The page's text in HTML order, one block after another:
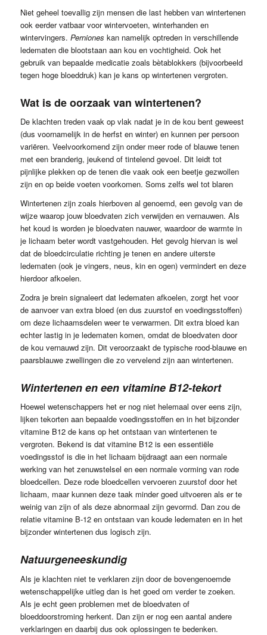
Niet geheel toevallig zijn mensen die last hebben van wintertenen
ook eerder vatbaar voor wintervoeten, winterhanden en
wintervingers. Perniones kan namelijk optreden in verschillende
ledematen die blootstaan aan kou en vochtigheid. Ook het
gebruik van bepaalde medicatie zoals bètablokkers (bijvoorbeeld
tegen hoge bloeddruk) kan je kans op wintertenen vergroten.
Wat is de oorzaak van wintertenen?
De klachten treden vaak op vlak nadat je in de kou bent geweest
(dus voornamelijk in de herfst en winter) en kunnen per persoon
variëren. Veelvoorkomend zijn onder meer rode of blauwe tenen
met een branderig, jeukend of tintelend gevoel. Dit leidt tot
pijnlijke plekken op de tenen die vaak ook een beetje gezwollen
zijn en op beide voeten voorkomen. Soms zelfs wel tot blaren
Wintertenen zijn zoals hierboven al genoemd, een gevolg van de
wijze waarop jouw bloedvaten zich verwijden en vernauwen. Als
het koud is worden je bloedvaten nauwer, waardoor de warmte in
je lichaam beter wordt vastgehouden. Het gevolg hiervan is wel
dat de bloedcirculatie richting je tenen en andere uiterste
ledematen (ook je vingers, neus, kin en ogen) vermindert en deze
hierdoor afkoelen.
Zodra je brein signaleert dat ledematen afkoelen, zorgt het voor
de aanvoer van extra bloed (en dus zuurstof en voedingsstoffen)
om deze lichaamsdelen weer te verwarmen. Dit extra bloed kan
echter lastig in je ledematen komen, omdat de bloedvaten door
de kou vernauwd zijn. Dit veroorzaakt de typische rood-blauwe en
paarsblauwe zwellingen die zo vervelend zijn aan wintertenen.
Wintertenen en een vitamine B12-tekort
Hoewel wetenschappers het er nog niet helemaal over eens zijn,
lijken tekorten aan bepaalde voedingsstoffen en in het bijzonder
vitamine B12 de kans op het ontstaan van wintertenen te
vergroten. Bekend is dat vitamine B12 is een essentiële
voedingsstof is die in het lichaam bijdraagt aan een normale
werking van het zenuwstelsel en een normale vorming van rode
bloedcellen. Deze rode bloedcellen vervoeren zuurstof door het
lichaam, maar kunnen deze taak minder goed uitvoeren als er te
weinig van zijn of als deze abnormaal zijn gevormd. Dan zou de
relatie vitamine B-12 en ontstaan van koude ledematen en in het
bijzonder wintertenen dus logisch zijn.
Natuurgeneeskundig
Als je klachten niet te verklaren zijn door de bovengenoemde
wetenschappelijke uitleg dan is het goed om verder te zoeken.
Als je echt geen problemen met de bloedvaten of
bloeddoorstroming herkent. Dan zijn er nog een aantal andere
verklaringen en daarbij dus ook oplossingen te bedenken.